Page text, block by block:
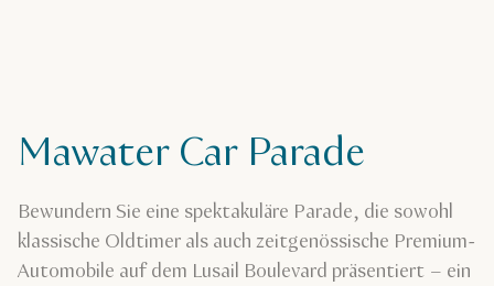
Mawater Car Parade
Bewundern Sie eine spektakuläre Parade, die sowohl
klassische Oldtimer als auch zeitgenössische Premium-
Automobile auf dem Lusail Boulevard präsentiert – ein